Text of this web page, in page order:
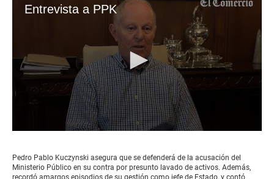
Entrevista a PPK
of
7
minutes,
Pedro Pablo Kuczynski asegura que se defenderá de la acusación del
Ministerio Público en su contra por presunto lavado de activos. Además,
recordó amargos episodios de su gestión como jefe de Estado, y contó